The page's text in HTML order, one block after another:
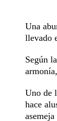
Una
llevado
Según
Uno de
hace